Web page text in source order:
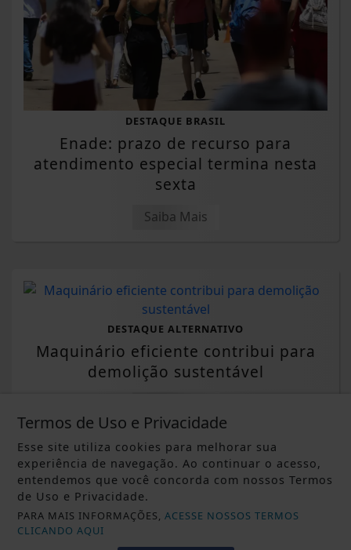
DESTAQUE BRASIL
Enade: prazo de recurso para
atendimento especial termina nesta
sexta
Saiba Mais
DESTAQUE ALTERNATIVO
Maquinário eficiente contribui para
demolição sustentável
Termos de Uso e Privacidade
Esse site utiliza cookies para melhorar sua
experiência de navegação. Ao continuar o acesso,
entendemos que você concorda com nossos Termos
de Uso e Privacidade.
PARA MAIS INFORMAÇÕES,ACESSE NOSSOS TERMOS
CLICANDO AQUI